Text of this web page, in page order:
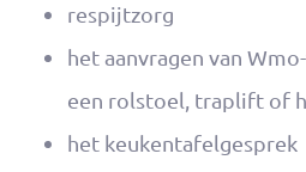
respijtzorg
het aanvragen van
een rolstoel, traplift of
het keukentafelgesprek